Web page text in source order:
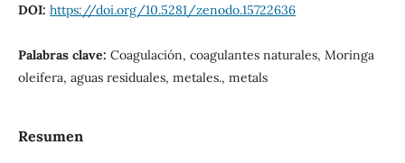
DOI: https://doi.org/10.5281/zenodo.15722636
Palabras clave: Coagulación, coagulantes naturales, Moringa
oleifera, aguas residuales, metales., metals
Resumen